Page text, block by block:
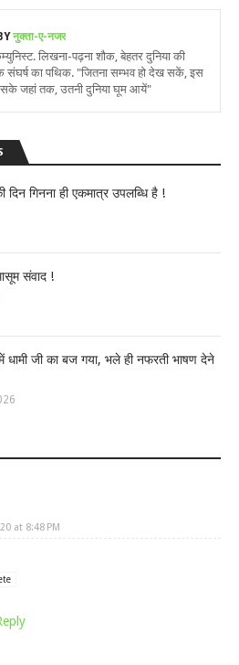
नुक्ता-ए-नजर
लिखना-पढ़ना शौक, बेहतर दुनिया की
संघर्ष का पथिक. "जितना सम्भव हो देख सकें, इस
सके जहां तक, उतनी दुनिया घूम आयें"
दिन गिनना ही एकमात्र उपलब्धि है !
संवाद !
धामी जी का बज गया, भले ही नफरती भाषण देने
at 8:48 PM